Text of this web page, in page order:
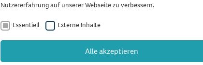
Nutzererfahrung auf unserer Webseite zu verbessern.
Essentiell Externe Inhalte
Alle akzeptieren